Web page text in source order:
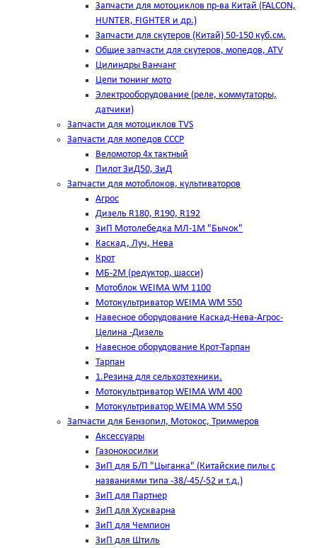
Запчасти для мотоциклов пр-ва Китай (FALCON,
HUNTER, FIGHTER и др.)
Запчасти для скутеров (Китай) 50-150 куб.см.
Общие запчасти для скутеров, мопедов, ATV
Цилиндры Ванчанг
Цепи тюнинг мото
Электрооборудование (реле, коммутаторы,
датчики)
Запчасти для мотоциклов TVS
Запчасти для мопедов СССР
Веломотор 4х тактный
Пилот ЗиД50, ЗиД
Запчасти для мотоблоков, культиваторов
Агрос
Дизель R180, R190, R192
ЗиП Мотолебедка МЛ-1М "Бычок"
Каскад, Луч, Нева
Крот
МБ-2М (редуктор, шасси)
Мотоблок WEIMA WM 1100
Мотокультриватор WEIMA WM 550
Навесное оборудование Каскад-Нева-Агрос-
Целина -Дизель
Навесное оборудование Крот-Тарпан
Тарпан
1.Резина для сельхозтехники.
Мотокультриватор WEIMA WM 400
Мотокультриватор WEIMA WM 550
Запчасти для Бензопил, Мотокос, Триммеров
Аксессуары
Газонокосилки
ЗиП для Б/П "Цыганка" (Китайские пилы с
названиями типа -38/-45/-52 и т.д.)
ЗиП для Партнер
ЗиП для Хускварна
ЗиП для Чемпион
ЗиП для Штиль